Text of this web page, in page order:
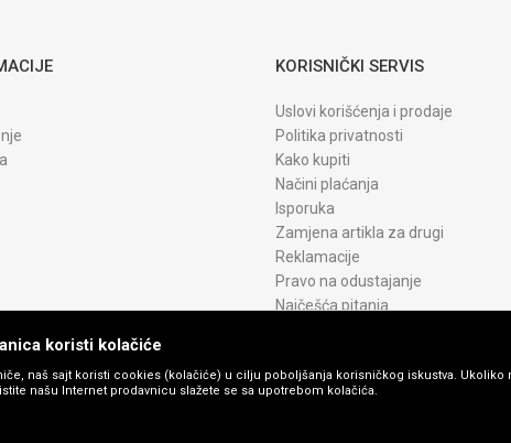
KORISNIČKI SERVIS
Uslovi korišćenja i prodaje
Politika privatnosti
Kako kupiti
Načini plaćanja
Isporuka
Zamjena artikla za drugi
Reklamacije
Pravo na odustajanje
Najčešća pitanja
koristi kolačiće
naš sajt koristi cookies (kolačiće) u cilju poboljšanja korisničkog iskustva. Ukoliko
našu Internet prodavnicu slažete se sa upotrebom kolačića.